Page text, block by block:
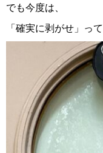
でも今度は、
「確実に剥がせ」っ